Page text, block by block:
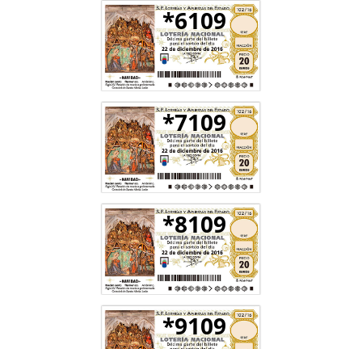
*6109
*7109
*8109
*9109